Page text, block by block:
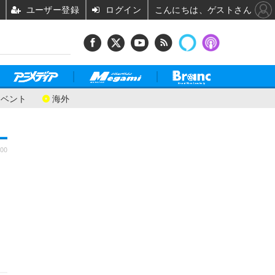
ント 海外
ユーザー登録 ログイン こんにちは、ゲストさん